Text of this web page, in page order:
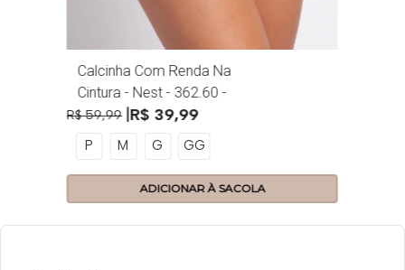
Calcinha Com Renda Na
Cintura - Nest - 362.60 -
Nuvem
R$ 59,99 R$ 39,99
P M G GG
ADICIONAR À SACOLA